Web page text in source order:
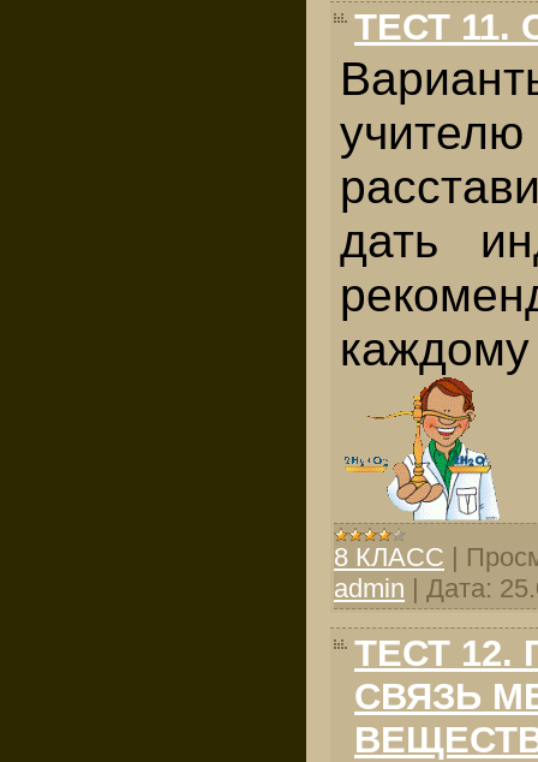
ТЕСТ 11.
дать
8 КЛАСС |
admin | Дата:
ТЕСТ 12.
СВЯЗЬ